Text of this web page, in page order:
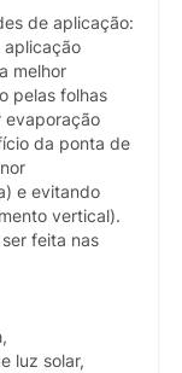
de aplicação:
aplicação
melhor
pelas folhas
evaporação
da ponta de
e evitando
vertical).
feita nas
luz solar,